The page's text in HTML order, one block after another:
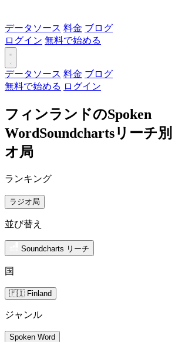
データソース 料金 ブログ
ログイン 無料で始める
データソース 料金 ブログ
無料で始める ログイン
フィンランドのSpoken
WordSoundchartsリーチ
オ局
ランキング
ラジオ局
並び替え
Soundcharts リーチ
国
🇫🇮 Finland
ジャンル
Spoken Word